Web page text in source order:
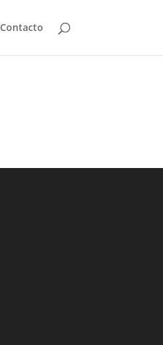
Contacto